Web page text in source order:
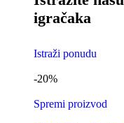
igračaka
Istraži ponudu
-20%
Spremi proizvod